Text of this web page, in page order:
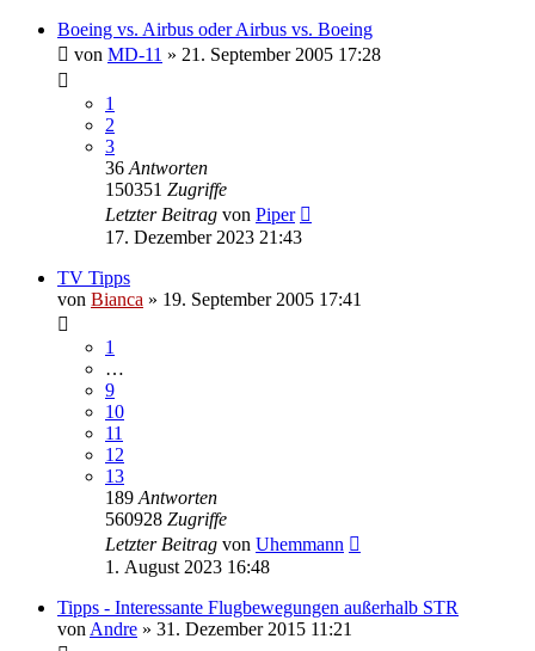
Boeing vs. Airbus oder Airbus vs. Boeing
von MD-11 » 21. September 2005 17:28
1
2
3
36 Antworten
150351 Zugriffe
Letzter Beitrag von Piper
17. Dezember 2023 21:43
TV Tipps
von Bianca » 19. September 2005 17:41
1
…
9
10
11
12
13
189 Antworten
560928 Zugriffe
Letzter Beitrag von Uhemmann
1. August 2023 16:48
Tipps - Interessante Flugbewegungen außerhalb STR
von Andre » 31. Dezember 2015 11:21